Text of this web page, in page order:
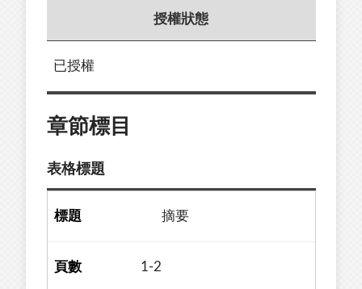
授權狀態
已授權
章節標目
表格標題
摘要
1-2